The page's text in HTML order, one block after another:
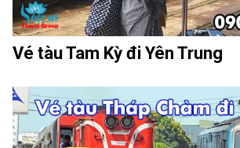
Vé tàu Tam Kỳ đi Yên Trung